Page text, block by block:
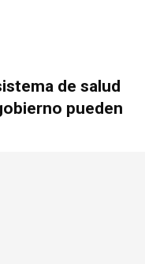
de salud
pueden